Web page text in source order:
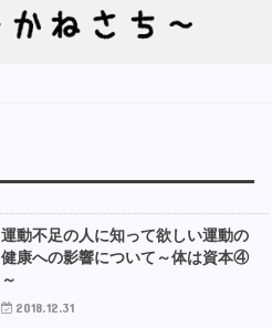
運動不足の人に知って欲しい運動の
健康への影響について～体は資本④
～
2018.12.31